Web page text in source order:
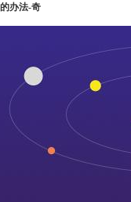
的办法-奇
官网下载